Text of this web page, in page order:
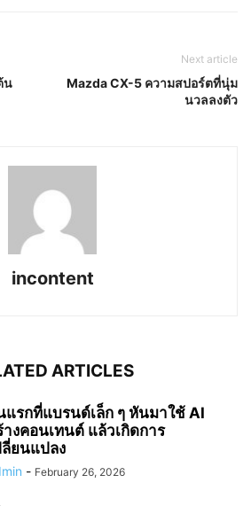
น
Next article
Mazda CX-5 ความสปอร์ตที่นุ่ม
นวลลงตัว
incontent
ARTICLES
แรกที่แบรนด์เล็ก ๆ หันมาใช้ AI
างคอนเทนต์ แล้วเกิดการ
ลี่ยนแปลง
- February 26, 2026